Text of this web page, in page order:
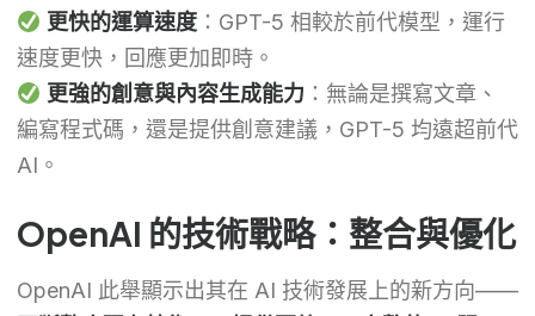
更快的運算速度 ：GPT-5 相較於前代模型，運行
速度更快，回應更加即時。
更強的創意與內容生成能力 ：無論是撰寫文章、
編寫程式碼，還是提供創意建議，GPT-5 均遠超前代
AI。
OpenAI 的技術戰略：整合與優化
OpenAI 此舉顯示出其在 AI 技術發展上的新方向——